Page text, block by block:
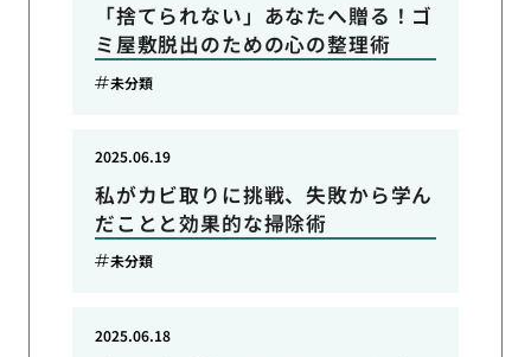
「捨てられない」あなたへ贈る！ゴ
ミ屋敷脱出のための心の整理術
未分類
私がカビ取りに挑戦、失敗から学ん
だことと効果的な掃除術
2025.06.19
未分類
2025.06.18